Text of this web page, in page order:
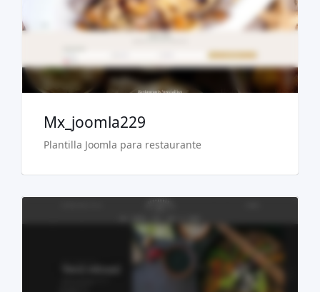
Comprar €29.90
Mx_joomla229
Plantilla Joomla para restaurante
Ver Demo